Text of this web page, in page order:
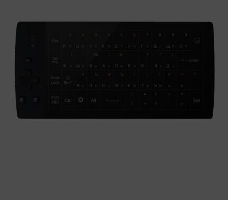
Խոհանոցի համար
Գեղեցկություն և խնամք
Ավտոմեքենաների աուդիոտեխնիկա
Գործիքներ